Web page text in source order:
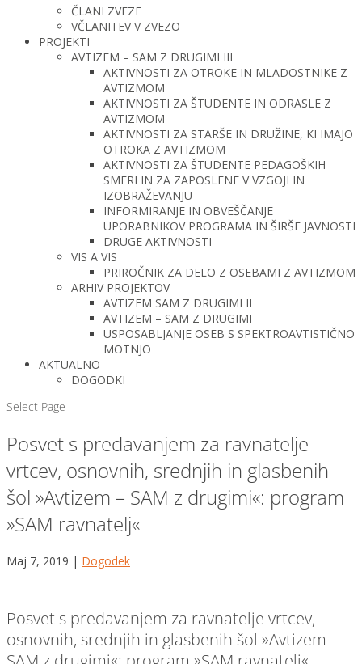
ČLANI ZVEZE
VČLANITEV V ZVEZO
PROJEKTI
AVTIZEM – SAM Z DRUGIMI III
AKTIVNOSTI ZA OTROKE IN MLADOSTNIKE Z
AVTIZMOM
AKTIVNOSTI ZA ŠTUDENTE IN ODRASLE Z
AVTIZMOM
AKTIVNOSTI ZA STARŠE IN DRUŽINE, KI IMAJO
OTROKA Z AVTIZMOM
AKTIVNOSTI ZA ŠTUDENTE PEDAGOŠKIH
SMERI IN ZA ZAPOSLENE V VZGOJI IN
IZOBRAŽEVANJU
INFORMIRANJE IN OBVEŠČANJE
UPORABNIKOV PROGRAMA IN ŠIRŠE JAVNOSTI
DRUGE AKTIVNOSTI
VIS A VIS
PRIROČNIK ZA DELO Z OSEBAMI Z AVTIZMOM
ARHIV PROJEKTOV
AVTIZEM SAM Z DRUGIMI II
AVTIZEM – SAM Z DRUGIMI
USPOSABLJANJE OSEB S SPEKTROAVTISTIČNO
MOTNJO
AKTUALNO
DOGODKI
Select Page
Posvet s predavanjem za ravnatelje
vrtcev, osnovnih, srednjih in glasbenih
šol »Avtizem – SAM z drugimi«: program
»SAM ravnatelj«
Maj 7, 2019 | Dogodek
Posvet s predavanjem za ravnatelje vrtcev,
osnovnih, srednjih in glasbenih šol »Avtizem –